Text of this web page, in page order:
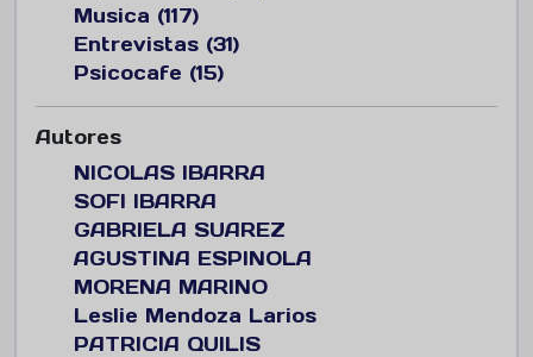
Musica (117)
Entrevistas (31)
Psicocafe (15)
Autores
NICOLAS IBARRA
SOFI IBARRA
GABRIELA SUAREZ
AGUSTINA ESPINOLA
MORENA MARINO
Leslie Mendoza Larios
PATRICIA QUILIS